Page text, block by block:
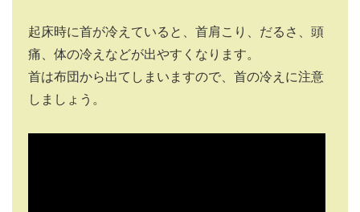
起床時に首が冷えていると、首肩こり、だるさ、頭
痛、体の冷えなどが出やすくなります。
首は布団から出てしまいますので、首の冷えに注意
しましょう。